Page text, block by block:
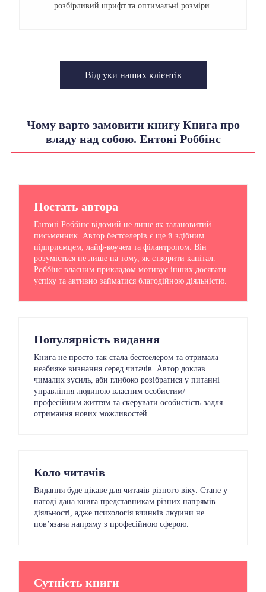
розбірливий шрифт та оптимальні розміри.
Відгуки наших клієнтів
Чому варто замовити книгу Книга про
владу над собою. Ентоні Роббінс
Постать автора
Ентоні Роббінс відомий не лише як талановитий
письменник. Автор бестселерів є ще й здібним
підприємцем, лайф-коучем та філантропом. Він
розуміється не лише на тому, як створити капітал.
Роббінс власним прикладом мотивує інших досягати
успіху та активно займатися благодійною діяльністю.
Популярність видання
Книга не просто так стала бестселером та отримала
неабияке визнання серед читачів. Автор доклав
чималих зусиль, аби глибоко розібратися у питанні
управління людиною власним особистим/
професійним життям та скерувати особистість задля
отримання нових можливостей.
Коло читачів
Видання буде цікаве для читачів різного віку. Стане у
нагоді дана книга представникам різних напрямів
діяльності, адже психологія вчинків людини не
пов’язана напряму з професійною сферою.
Сутність книги